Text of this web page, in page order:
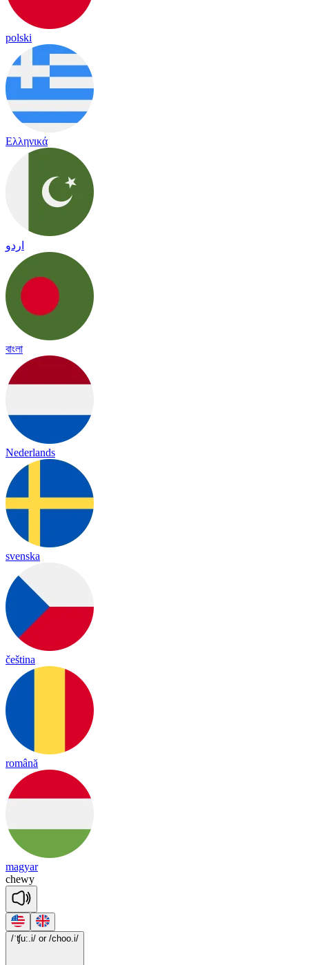
polski
Ελληνικά
اردو
বাংলা
Nederlands
svenska
čeština
română
magyar
chewy
/ˈʧu:.i/ or /choo.i/